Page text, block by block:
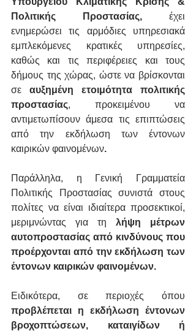
Πολιτικής Προστασίας, έχει
ενημερώσει τις αρμόδιες υπηρεσιακά
εμπλεκόμενες κρατικές υπηρεσίες,
καθώς και τις περιφέρειες και τους
δήμους της χώρας, ώστε να βρίσκονται
σε αυξημένη ετοιμότητα πολιτικής
προστασίας, προκειμένου να
αντιμετωπίσουν άμεσα τις επιπτώσεις
από την εκδήλωση των έντονων
καιρικών φαινομένων.
Παράλληλα, η Γενική Γραμματεία
Πολιτικής Προστασίας
συνιστά στους
πολίτες να είναι ιδιαίτερα προσεκτικοί,
μεριμνώντας για τη λήψη μέτρων
αυτοπροστασίας από κινδύνους που
προέρχονται από την εκδήλωση των
έντονων καιρικών φαινομένων.
προβλέπεται η εκδήλωση έντονων
βροχοπτώσεων, καταιγίδων ή